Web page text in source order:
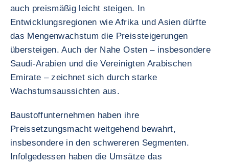
auch preismäßig leicht steigen. In
Entwicklungsregionen wie Afrika und Asien dürfte
das Mengenwachstum die Preissteigerungen
übersteigen. Auch der Nahe Osten – insbesondere
Saudi-Arabien und die Vereinigten Arabischen
Emirate – zeichnet sich durch starke
Wachstumsaussichten aus.
Baustoffunternehmen haben ihre
Preissetzungsmacht weitgehend bewahrt,
insbesondere in den schwereren Segmenten.
Infolgedessen haben die Umsätze das